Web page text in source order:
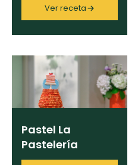
Ver receta
Pastel La
Pastelería